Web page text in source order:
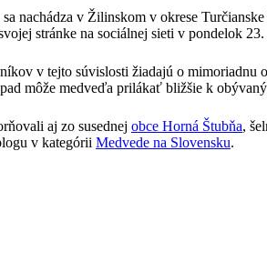
nachádza v Žilinskom v okrese
stránke na sociálnej sieti v pondelok
v tejto súvislosti žiadajú o
môže medveďa prilákať bližšie k
aj zo susednej obce Horná Štubňa,
v kategórii Medvede na Slovensku.